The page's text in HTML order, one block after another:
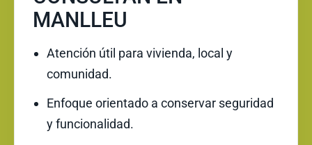
MANLLEU
Atención útil para vivienda, local y
comunidad.
Enfoque orientado a conservar seguridad
y funcionalidad.